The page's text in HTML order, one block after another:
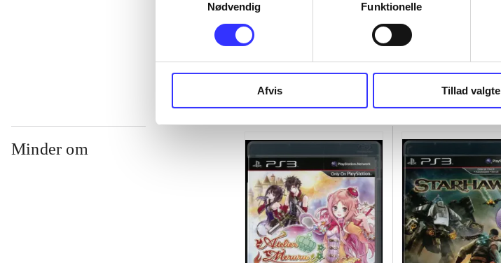
Nødvendig
Funktionelle
Afvis Tillad valgte
...
Minder om